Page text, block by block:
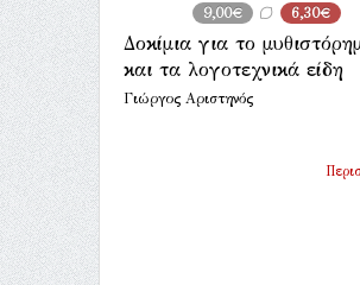
9,00€ 6,30€
Δοκίμια για το
και τα λογοτεχνικά είδη
Γιώργος Αριστηνός